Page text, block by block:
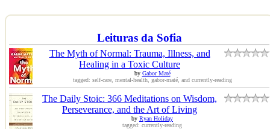
Leituras da Sofia
The Myth of Normal: Trauma, Illness, and
Healing in a Toxic Culture
by Gabor Maté
tagged: self-care, mental-health, gabor-maté, and currently-reading
The Daily Stoic: 366 Meditations on Wisdom,
Perseverance, and the Art of Living
by Ryan Holiday
tagged: currently-reading